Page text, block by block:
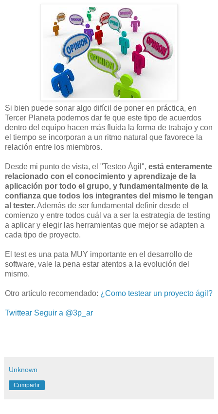
Si bien puede sonar algo difícil de poner en práctica, en
Tercer Planeta podemos dar fe que este tipo de acuerdos
dentro del equipo hacen más fluida la forma de trabajo y con
el tiempo se incorporan a un ritmo natural que favorece la
relación entre los miembros.
Desde mi punto de vista, el "Testeo Ágil", está enteramente
relacionado con el conocimiento y aprendizaje de la
aplicación por todo el grupo, y fundamentalmente de la
confianza que todos los integrantes del mismo le tengan
al tester.Además de ser fundamental definir desde el
comienzo y entre todos cuál va a ser la estrategia de testing
a aplicar y elegir las herramientas que mejor se adapten a
cada tipo de proyecto.
El test es una pata MUY importante en el desarrollo de
software, vale la pena estar atentos a la evolución del
mismo.
Otro artículo recomendado: ¿Como testear un proyecto ágil?
Twittear Seguir a @3p_ar
Unknown
Compartir